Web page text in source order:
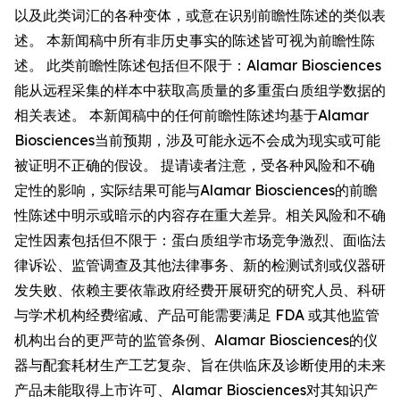
以及此类词汇的各种变体，或意在识别前瞻性陈述的类似表
述。 本新闻稿中所有非历史事实的陈述皆可视为前瞻性陈
述。 此类前瞻性陈述包括但不限于：Alamar Biosciences
能从远程采集的样本中获取高质量的多重蛋白质组学数据的
相关表述。 本新闻稿中的任何前瞻性陈述均基于Alamar
Biosciences当前预期，涉及可能永远不会成为现实或可能
被证明不正确的假设。 提请读者注意，受各种风险和不确
定性的影响，实际结果可能与Alamar Biosciences的前瞻
性陈述中明示或暗示的内容存在重大差异。相关风险和不确
定性因素包括但不限于：蛋白质组学市场竞争激烈、面临法
律诉讼、监管调查及其他法律事务、新的检测试剂或仪器研
发失败、依赖主要依靠政府经费开展研究的研究人员、科研
与学术机构经费缩减、产品可能需要满足 FDA 或其他监管
机构出台的更严苛的监管条例、Alamar Biosciences的仪
器与配套耗材生产工艺复杂、旨在供临床及诊断使用的未来
产品未能取得上市许可、Alamar Biosciences对其知识产